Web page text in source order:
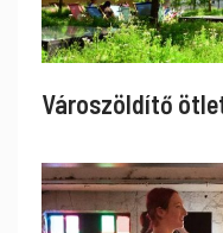
Városzöldítő